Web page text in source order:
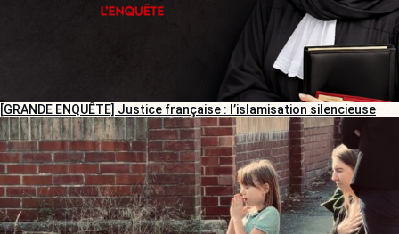
[GRANDE ENQUÊTE] Justice française : l’islamisation silencieuse